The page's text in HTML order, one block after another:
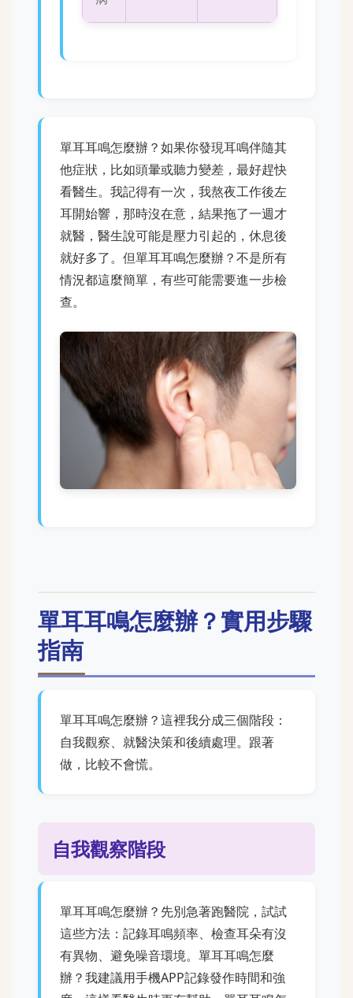
單耳耳鳴怎麼辦？如果你發現耳鳴伴隨其
他症狀，比如頭暈或聽力變差，最好趕快
看醫生。我記得有一次，我熬夜工作後左
耳開始響，那時沒在意，結果拖了一週才
就醫，醫生說可能是壓力引起的，休息後
就好多了。但單耳耳鳴怎麼辦？不是所有
情況都這麼簡單，有些可能需要進一步檢
查。
單耳耳鳴怎麼辦？實用步驟
指南
單耳耳鳴怎麼辦？這裡我分成三個階段：
自我觀察、就醫決策和後續處理。跟著
做，比較不會慌。
自我觀察階段
單耳耳鳴怎麼辦？先別急著跑醫院，試試
這些方法：記錄耳鳴頻率、檢查耳朵有沒
有異物、避免噪音環境。單耳耳鳴怎麼
辦？我建議用手機APP記錄發作時間和強